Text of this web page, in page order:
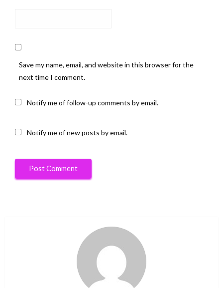
Save my name, email, and website in this browser for the
next time I comment.
Notify me of follow-up comments by email.
Notify me of new posts by email.